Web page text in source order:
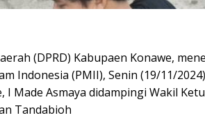
(DPRD) Kabupaen Konawe,
Indonesia (PMII), Senin (19/11/
I Made Asmaya didampingi Wakil
Tandabioh